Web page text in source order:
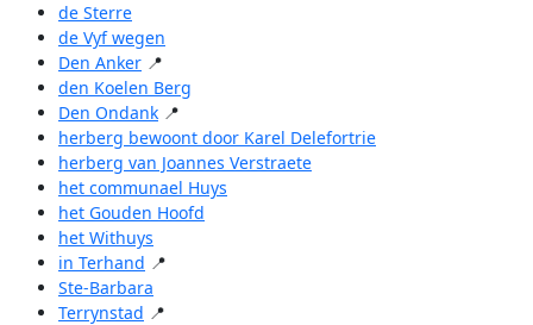
de Sterre
de Vyf wegen
Den Anker 📍
den Koelen Berg
Den Ondank 📍
herberg bewoont door Karel Delefortrie
herberg van Joannes Verstraete
het communael Huys
het Gouden Hoofd
het Withuys
in Terhand 📍
Ste-Barbara
Terrynstad 📍